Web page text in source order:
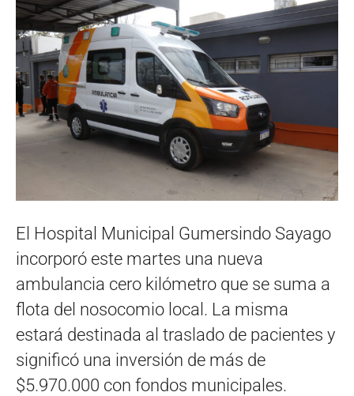
El Hospital Municipal Gumersindo Sayago
incorporó este martes una nueva
ambulancia cero kilómetro que se suma a
flota del nosocomio local. La misma
estará destinada al traslado de pacientes y
significó una inversión de más de
$5.970.000 con fondos municipales.